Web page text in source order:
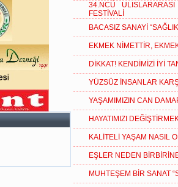
34.NCÜ
FESTİVALİ
BACASIZ SANAYİ
EKMEK NİMETTİR,
DİKKAT! KENDİMİZİ İYİ
YÜZSÜZ İNSANLAR
YAŞAMIMIZIN CAN
HAYATIMIZI
KALİTELİ YAŞAM NASIL
EŞLER NEDEN
MUHTEŞEM BİR SANAT